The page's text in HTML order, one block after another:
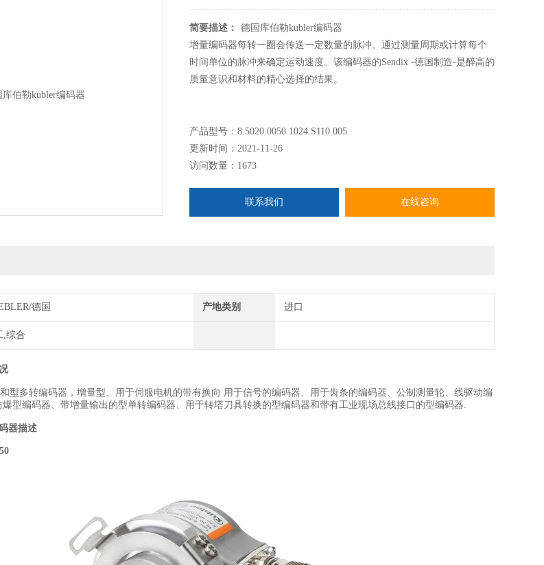
简要描述：
德国库伯勒kubler编码器
增量编码器每转一圈会传送一定数量的脉冲。通过测量周期或计算每个
时间单位的脉冲来确定运动速度。该编码器的Sendix -德国制造-是醉高的
质量意识和材料的精心选择的结果。
产品型号：8.5020.0050.1024.S110.005
更新时间：2021-11-26
访问数量：1673
联系我们 在线咨询
德国 产地类别 进口
,综合
型多转编码器，增量型、用于伺服电机的带有换向 用于信号的编码器、用于齿条的编码器、公制测量轮、线驱动编
型编码器、带增量输出的型单转编码器、用于转塔刀具转换的型编码器和带有工业现场总线接口的型编码器.
器描述